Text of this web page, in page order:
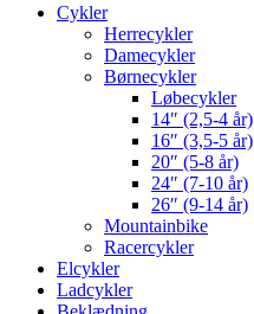
Cykler
Herrecykler
Damecykler
Børnecykler
Løbecykler
14″ (2,5-4 år)
16″ (3,5-5 år)
20″ (5-8 år)
24″ (7-10 år)
26″ (9-14 år)
Mountainbike
Racercykler
Elcykler
Ladcykler